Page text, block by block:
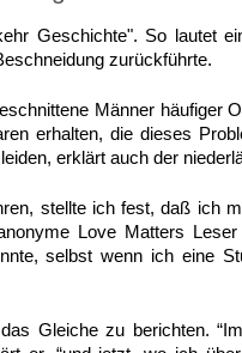
Geschichte". So lautet
zurückführte.
Männer häufiger
erhalten, die dieses
erklärt auch der
stellte ich fest, daß ich
Love Matters
selbst wenn ich eine
Gleiche zu berichten.